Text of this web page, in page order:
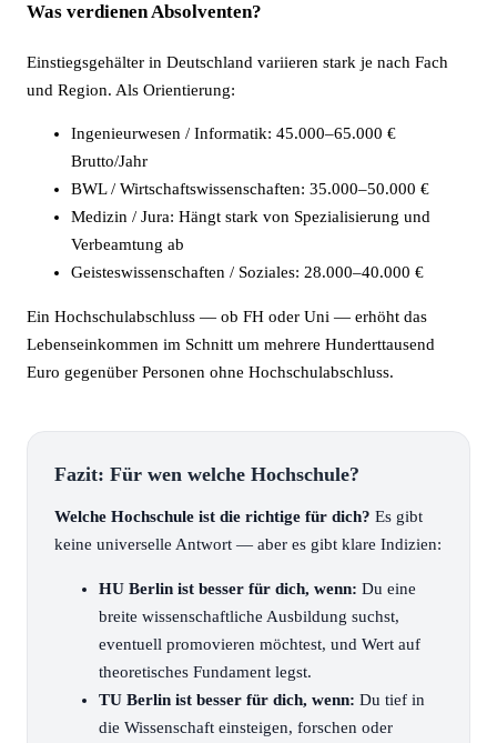
Was verdienen Absolventen?
Einstiegsgehälter in Deutschland variieren stark je nach Fach
und Region. Als Orientierung:
Ingenieurwesen / Informatik: 45.000–65.000 €
Brutto/Jahr
BWL / Wirtschaftswissenschaften: 35.000–50.000 €
Medizin / Jura: Hängt stark von Spezialisierung und
Verbeamtung ab
Geisteswissenschaften / Soziales: 28.000–40.000 €
Ein Hochschulabschluss — ob FH oder Uni — erhöht das
Lebenseinkommen im Schnitt um mehrere Hunderttausend
Euro gegenüber Personen ohne Hochschulabschluss.
Fazit: Für wen welche Hochschule?
Welche Hochschule ist die richtige für dich? Es gibt
keine universelle Antwort — aber es gibt klare Indizien:
HU Berlin ist besser für dich, wenn: Du eine
breite wissenschaftliche Ausbildung suchst,
eventuell promovieren möchtest, und Wert auf
theoretisches Fundament legst.
TU Berlin ist besser für dich, wenn: Du tief in
die Wissenschaft einsteigen, forschen oder